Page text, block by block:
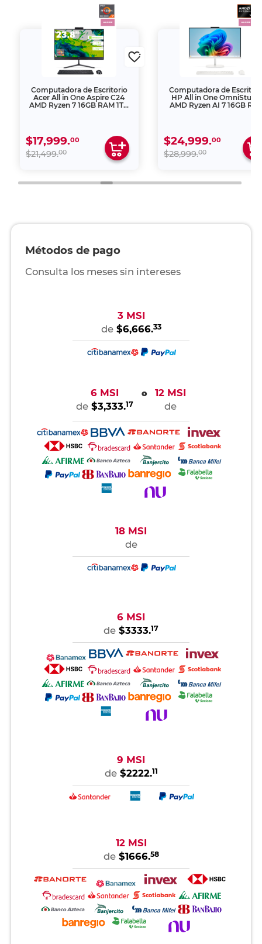
Computadora de Escritorio
Acer All in One Aspire C24
AMD Ryzen 7 16GB RAM 1TB
$17,999.00
$21,499.00
Computadora de
HP All in One
AMD Ryzen AI 7 16GB
$24,999.00
$28,999.00
Métodos de pago
Consulta los meses sin intereses
3 MSI
de $6,666.33
6 MSI
de $3,333.17
o
12 MSI
de
18 MSI
de
6 MSI
de $3333.17
9 MSI
de $2222.11
12 MSI
de $1666.58